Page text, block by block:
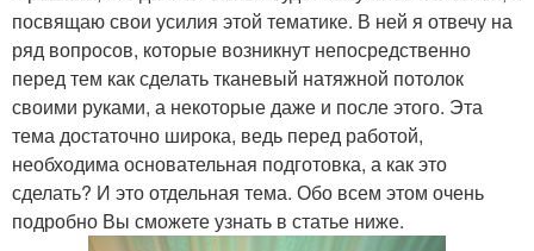
посвящаю свои усилия этой тематике. В ней я отвечу на
ряд вопросов, которые возникнут непосредственно
перед тем как сделать тканевый натяжной потолок
своими руками, а некоторые даже и после этого. Эта
тема достаточно широка, ведь перед работой,
необходима основательная подготовка, а как это
сделать? И это отдельная тема. Обо всем этом очень
подробно Вы сможете узнать в статье ниже.